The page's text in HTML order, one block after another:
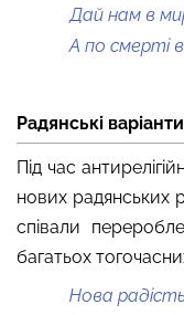
Дай нам в
А по смерті
Радянські варіанти
Під час
нових радянських
співали
багатьох
Нова